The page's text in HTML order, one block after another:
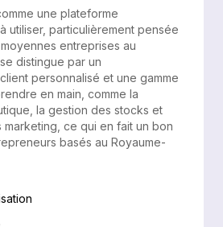
une plateforme
utiliser, particulièrement pensée
entreprises au
distingue par un
personnalisé et une gamme
en main, comme la
la gestion des stocks et
ce qui en fait un bon
basés au Royaume-